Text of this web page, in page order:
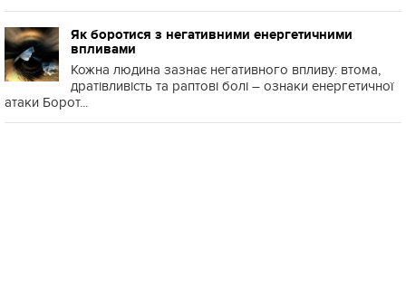
Як боротися з негативними енергетичними
впливами
Кожна людина зазнає негативного впливу: втома,
дратівливість та раптові болі – ознаки енергетичної
атаки Борот...